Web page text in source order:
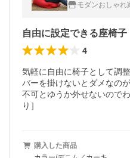
モダンおしゃれ
自由に設定できる座椅子
4
気軽に自由に椅子として調
バーを掛けないとダメなの
不可とゆうか外せないので
り］
購入した商品